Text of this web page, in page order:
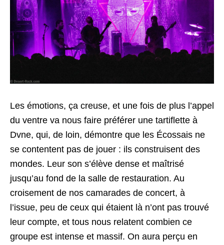
Les émotions, ça creuse, et une fois de plus l’appel
du ventre va nous faire préférer une tartiflette à
Dvne, qui, de loin, démontre que les Écossais ne
se contentent pas de jouer : ils construisent des
mondes. Leur son s’élève dense et maîtrisé
jusqu’au fond de la salle de restauration. Au
croisement de nos camarades de concert, à
l’issue, peu de ceux qui étaient là n’ont pas trouvé
leur compte, et tous nous relatent combien ce
groupe est intense et massif. On aura perçu en